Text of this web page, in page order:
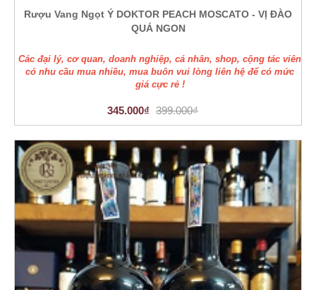
Rượu Vang Ngọt Ý DOKTOR PEACH MOSCATO - VỊ ĐÀO
QUÁ NGON
Các đại lý, cơ quan, doanh nghiệp, cá nhân, shop, cộng tác viên
có nhu cầu mua nhiều, mua buôn vui lòng liên hệ để có mức
giá cực rẻ !
345.000₫ 399.000₫